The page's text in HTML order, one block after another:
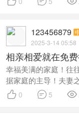
123456879
2025-3-14 05:58
相亲相爱就在免
幸福美满的家庭！往
据家庭的主导！夫妻
 0  5 